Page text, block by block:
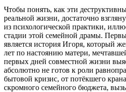
Чтобы понять, как эти
реальной жизни, достаточно
из психологической практики,
стадии этой семейной драмы.
является история Игоря, который
лет по настоянию матери,
первых дней совместной жизни
абсолютно не готов к роли
бытовой кризис, от потёкшего
скромного семейного бюджета,